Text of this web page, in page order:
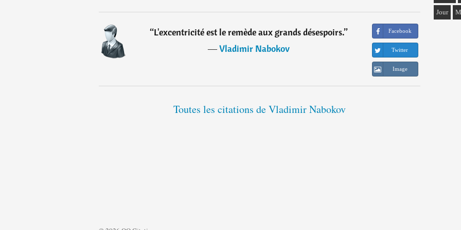
“L'excentricité est le remède aux grands désespoirs.”
―Vladimir Nabokov
Facebook
Twitter
Image
Toutes les citations de Vladimir Nabokov
Jour